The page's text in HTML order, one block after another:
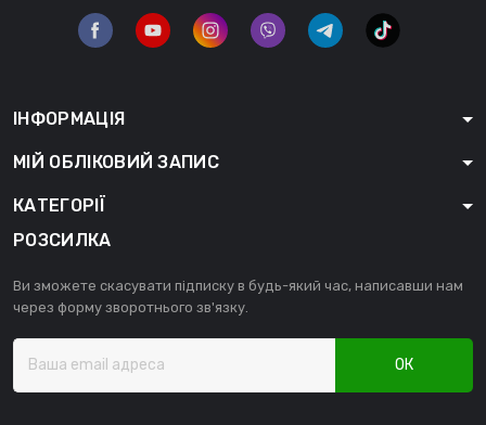
ІНФОРМАЦІЯ
МІЙ ОБЛІКОВИЙ ЗАПИС
КАТЕГОРІЇ
РОЗСИЛКА
Ви зможете скасувати підписку в будь-який час, написавши нам
через форму зворотнього зв'язку.
ОК